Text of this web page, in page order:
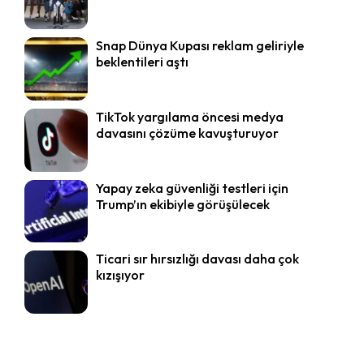
Snap Dünya Kupası reklam geliriyle
beklentileri aştı
TikTok yargılama öncesi medya
davasını çözüme kavuşturuyor
Yapay zeka güvenliği testleri için
Trump’ın ekibiyle görüşülecek
Ticari sır hırsızlığı davası daha çok
kızışıyor